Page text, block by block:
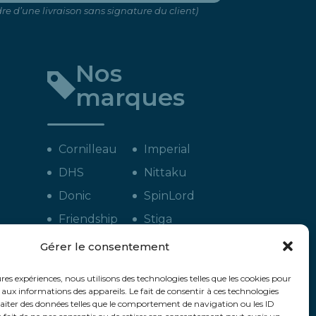
Gérer le consentement
expériences, nous utilisons des technologies telles que les cookies pour
informations des appareils. Le fait de consentir à ces technologies
des données telles que le comportement de navigation ou les ID
d’une livraison sans signature du client)
Nos
marques
Cornilleau
DHS
Donic
Friendship
Gewo
LKT
Imperial
Nittaku
SpinLord
Stiga
Tuttle
Yasaka